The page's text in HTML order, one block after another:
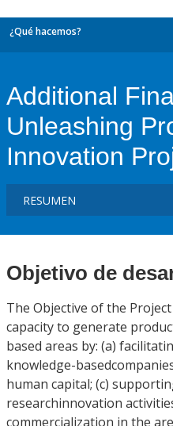
¿Qué hacemos?
Additional
Unleashing
Innovation
Objetivo de
The Objective of the
capacity to generate
based areas by: (a)
knowledge-
human capital; (c)
researchinnovation
commercialization in the